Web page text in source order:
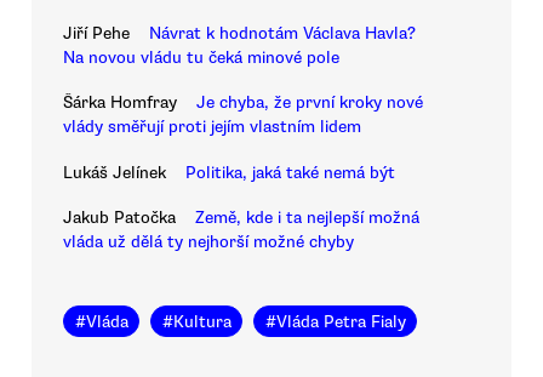
Jiří Pehe
Návrat k hodnotám Václava Havla?
Na novou vládu tu čeká minové pole
Šárka Homfray
Je chyba, že první kroky nové
vlády směřují proti jejím vlastním lidem
Lukáš Jelínek Politika, jaká také nemá být
Jakub Patočka
Země, kde i ta nejlepší možná
vláda už dělá ty nejhorší možné chyby
#Vláda #Kultura #Vláda Petra Fialy